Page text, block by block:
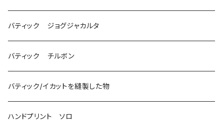
バティック ジョグジャカルタ
バティック チルボン
バティック/イカットを縫製した物
ハンドプリント ソロ